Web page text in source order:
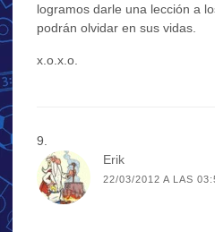
logramos darle una lección a
podrán olvidar en sus vidas.
x.o.x.o.
Erik
22/03/2012 A LAS